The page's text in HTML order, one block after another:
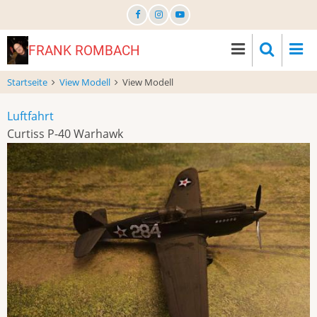
zum
InhaltFRANK ROMBACH
Startseite View Modell View Modell
Luftfahrt
Curtiss P-40 Warhawk